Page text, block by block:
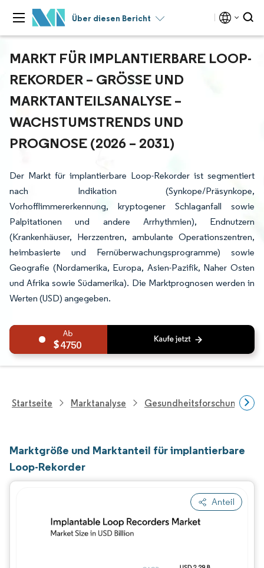
Über diesen Bericht
MARKT FÜR IMPLANTIERBARE LOOP-
REKORDER – GRÖSSE UND M
ARKTANTEILSANALYSE – W
ACHSTUMSTRENDS UND P
ROGNOSE (2026 – 2031)
Der Markt für implantierbare Loop-Rekorder ist segmentiert
nach Indikation (Synkope/Präsynkope,
Vorhofflimmererkennung, kryptogener Schlaganfall sowie
Palpitationen und andere Arrhythmien), Endnutzern
(Krankenhäuser, Herzzentren, ambulante Operationszentren,
heimbasierte und Fernüberwachungsprogramme) sowie
Geografie (Nordamerika, Europa, Asien-Pazifik, Naher Osten
und Afrika sowie Südamerika). Die Marktprognosen werden in
Werten (USD) angegeben.
4750
Startseite Marktanalyse Gesundheitsforschung
Marktgröße und Marktanteil für implantierbare
Loop-Rekorder
Anteil